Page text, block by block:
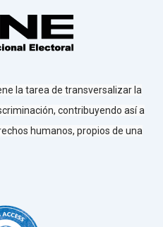
la tarea de transversalizar la
contribuyendo así a
humanos, propios de una